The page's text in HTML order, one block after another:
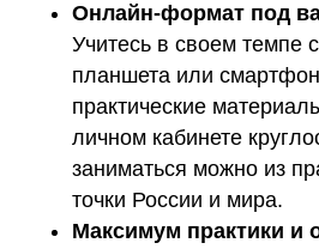
Онлайн-формат под
Учитесь в своем темпе
планшета или
практические
личном кабинете
заниматься можно из
точки России и мира.
Максимум практики и